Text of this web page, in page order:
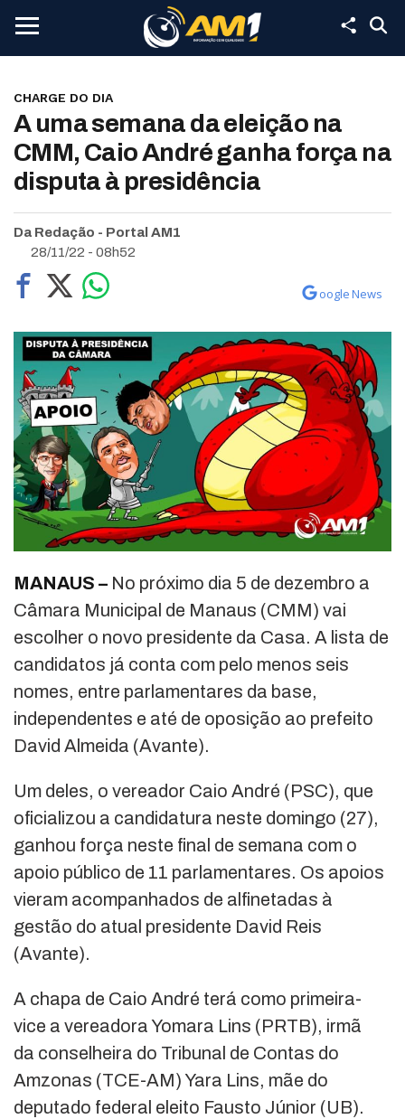
CHARGE DO DIA
A uma semana da eleição na
CMM, Caio André ganha força na
disputa à presidência
Da Redação - Portal AM1
28/11/22 - 08h52
oogle News
MANAUS – No próximo dia 5 de dezembro a
Câmara Municipal de Manaus (CMM) vai
escolher o novo presidente da Casa. A lista de
candidatos já conta com pelo menos seis
nomes, entre parlamentares da base,
independentes e até de oposição ao prefeito
David Almeida (Avante).
Um deles, o vereador Caio André (PSC), que
oficializou a candidatura neste domingo (27),
ganhou força neste final de semana com o
apoio público de 11 parlamentares. Os apoios
vieram acompanhados de alfinetadas à
gestão do atual presidente David Reis
(Avante).
A chapa de Caio André terá como primeira-
vice a vereadora Yomara Lins (PRTB), irmã
da conselheira do Tribunal de Contas do
Amzonas (TCE-AM) Yara Lins, mãe do
deputado federal eleito Fausto Júnior (UB).